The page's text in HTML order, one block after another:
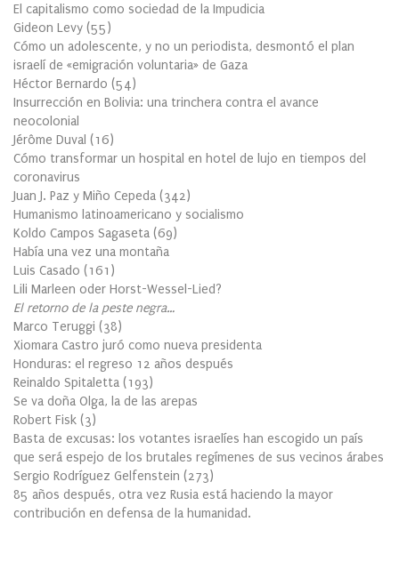
El capitalismo como sociedad de la Impudicia
Gideon Levy (55)
Cómo un adolescente, y no un periodista, desmontó el plan
israelí de «emigración voluntaria» de Gaza
Héctor Bernardo (54)
Insurrección en Bolivia: una trinchera contra el avance
neocolonial
Jérôme Duval (16)
Cómo transformar un hospital en hotel de lujo en tiempos del
coronavirus
Juan J. Paz y Miño Cepeda (342)
Humanismo latinoamericano y socialismo
Koldo Campos Sagaseta (69)
Había una vez una montaña
Luis Casado (161 )
Lili Marleen oder Horst-Wessel-Lied?
El retorno de la peste negra…
Marco Teruggi (38)
Xiomara Castro juró como nueva presidenta
Honduras: el regreso 12 años después
Reinaldo Spitaletta (193)
Se va doña Olga, la de las arepas
Robert Fisk (3)
Basta de excusas: los votantes israelíes han escogido un país
que será espejo de los brutales regímenes de sus vecinos árabes
Sergio Rodríguez Gelfenstein (273)
85 años después, otra vez Rusia está haciendo la mayor
contribución en defensa de la humanidad.